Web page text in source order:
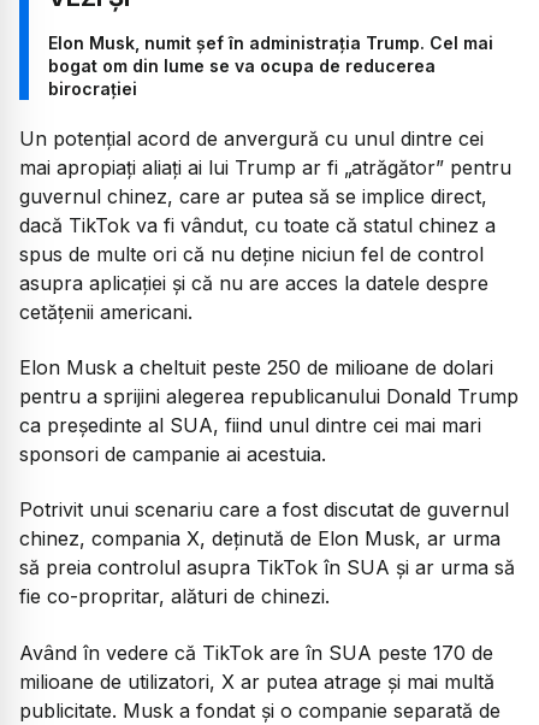
Elon Musk, numit șef în administrația Trump. Cel mai
bogat om din lume se va ocupa de reducerea
birocrației
Un potențial acord de anvergură cu unul dintre cei
mai apropiați aliați ai lui Trump ar fi „atrăgător” pentru
guvernul chinez, care ar putea să se implice direct,
dacă TikTok va fi vândut, cu toate că statul chinez a
spus de multe ori că nu deține niciun fel de control
asupra aplicației și că nu are acces la datele despre
cetățenii americani.
Elon Musk a cheltuit peste 250 de milioane de dolari
pentru a sprijini alegerea republicanului Donald Trump
ca președinte al SUA, fiind unul dintre cei mai mari
sponsori de campanie ai acestuia.
Potrivit unui scenariu care a fost discutat de guvernul
chinez, compania X, deținută de Elon Musk, ar urma
să preia controlul asupra TikTok în SUA și ar urma să
fie co-propritar, alături de chinezi.
Având în vedere că TikTok are în SUA peste 170 de
milioane de utilizatori, X ar putea atrage și mai multă
publicitate. Musk a fondat și o companie separată de